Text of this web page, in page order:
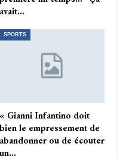
avait…
SPORTS
« Gianni Infantino doit
bien le empressement de
abandonner ou de écouter
un…